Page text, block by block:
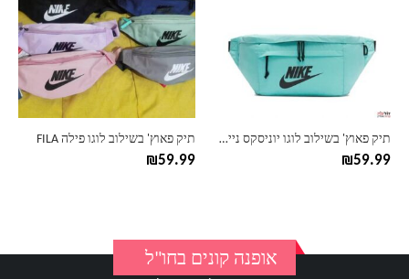
תיק פאוץ' בשילוב לוגו יוניסקס נייק NIKE
₪59.99
ניתן
לבחור
האפשרויות
המוצר
תיק פאוץ' בשילוב לוגו פילה FILA
₪59.99
מספר
סוגים.
ניתן
לבחור
את
האפשרויות
המוצר
אופנה קונים בחו"ל